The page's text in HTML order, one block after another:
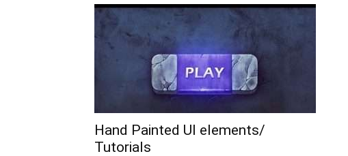
Hand Painted UI elements/
Tutorials